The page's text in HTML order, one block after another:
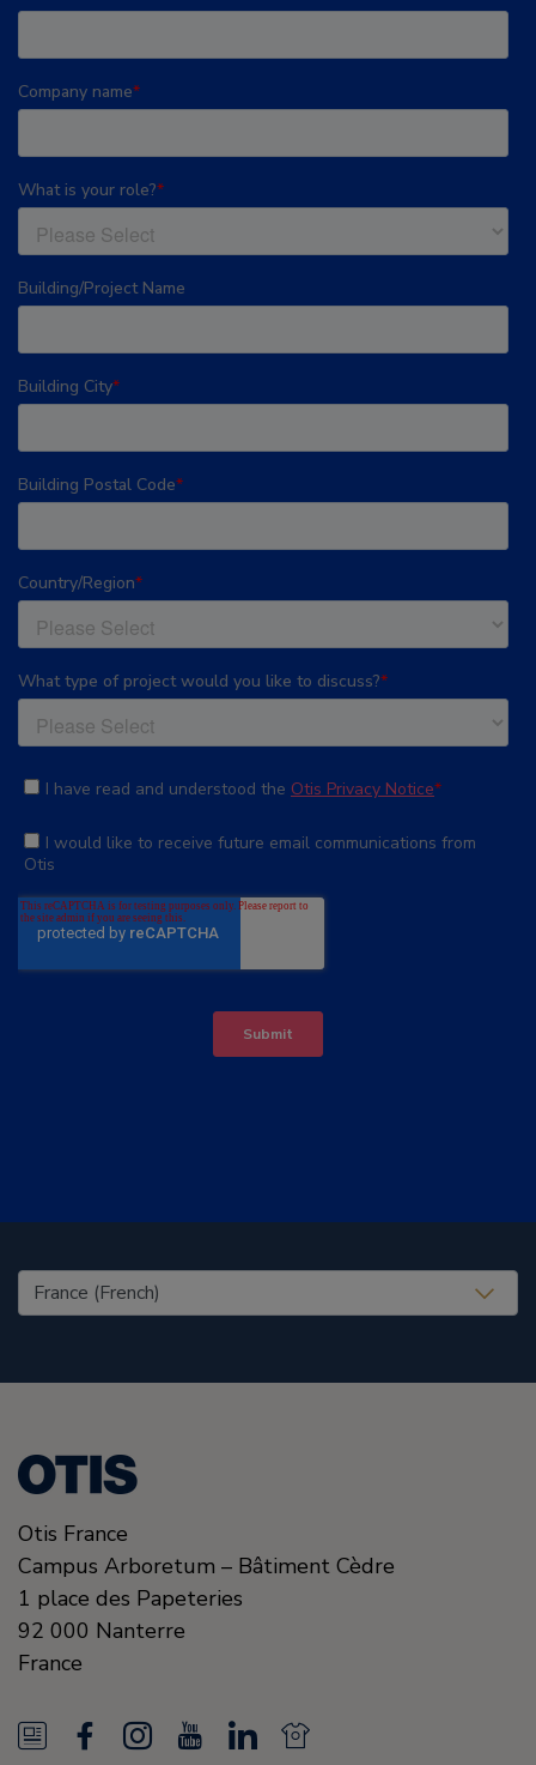
United States (EN)
Otis France
Campus Arboretum – Bâtiment Cèdre
1 place des Papeteries
92 000 Nanterre
France
N
I
L
N